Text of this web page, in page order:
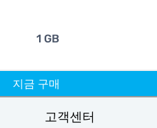
1 GB
지금 구매
고객센터